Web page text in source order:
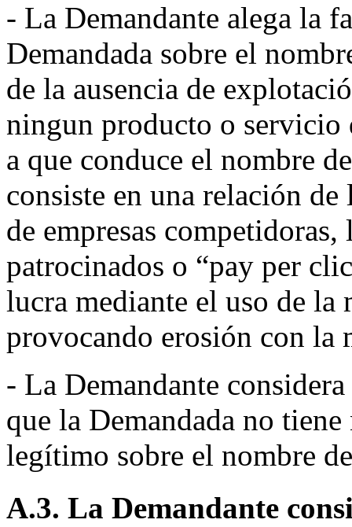
- La Demandante alega la
Demandada sobre el
de la ausencia de
ningun producto o servicio
a que conduce el nombre
consiste en una relación
de empresas
patrocinados o “pay per
lucra mediante el uso de la
provocando erosión con la
- La Demandante
que la Demandada no
legítimo sobre el nombre
A.3. La Demandante